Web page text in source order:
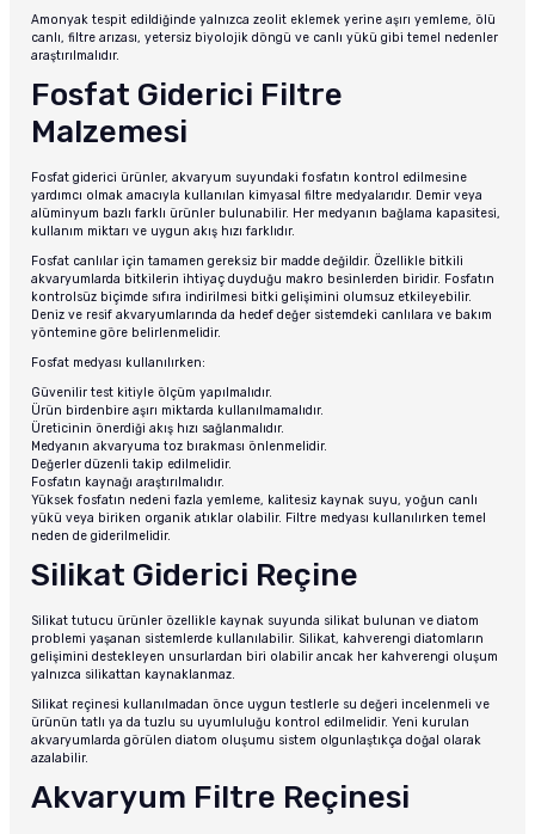
Amonyak tespit edildiğinde yalnızca zeolit eklemek yerine aşırı yemleme, ölü
canlı, filtre arızası, yetersiz biyolojik döngü ve canlı yükü gibi temel nedenler
araştırılmalıdır.
Fosfat Giderici Filtre
Malzemesi
Fosfat giderici ürünler, akvaryum suyundaki fosfatın kontrol edilmesine
yardımcı olmak amacıyla kullanılan kimyasal filtre medyalarıdır. Demir veya
alüminyum bazlı farklı ürünler bulunabilir. Her medyanın bağlama kapasitesi,
kullanım miktarı ve uygun akış hızı farklıdır.
Fosfat canlılar için tamamen gereksiz bir madde değildir. Özellikle bitkili
akvaryumlarda bitkilerin ihtiyaç duyduğu makro besinlerden biridir. Fosfatın
kontrolsüz biçimde sıfıra indirilmesi bitki gelişimini olumsuz etkileyebilir.
Deniz ve resif akvaryumlarında da hedef değer sistemdeki canlılara ve bakım
yöntemine göre belirlenmelidir.
Fosfat medyası kullanılırken:
Güvenilir test kitiyle ölçüm yapılmalıdır.
Ürün birdenbire aşırı miktarda kullanılmamalıdır.
Üreticinin önerdiği akış hızı sağlanmalıdır.
Medyanın akvaryuma toz bırakması önlenmelidir.
Değerler düzenli takip edilmelidir.
Fosfatın kaynağı araştırılmalıdır.
Yüksek fosfatın nedeni fazla yemleme, kalitesiz kaynak suyu, yoğun canlı
yükü veya biriken organik atıklar olabilir. Filtre medyası kullanılırken temel
neden de giderilmelidir.
Silikat Giderici Reçine
Silikat tutucu ürünler özellikle kaynak suyunda silikat bulunan ve diatom
problemi yaşanan sistemlerde kullanılabilir. Silikat, kahverengi diatomların
gelişimini destekleyen unsurlardan biri olabilir ancak her kahverengi oluşum
yalnızca silikattan kaynaklanmaz.
Silikat reçinesi kullanılmadan önce uygun testlerle su değeri incelenmeli ve
ürünün tatlı ya da tuzlu su uyumluluğu kontrol edilmelidir. Yeni kurulan
akvaryumlarda görülen diatom oluşumu sistem olgunlaştıkça doğal olarak
azalabilir.
Akvaryum Filtre Reçinesi